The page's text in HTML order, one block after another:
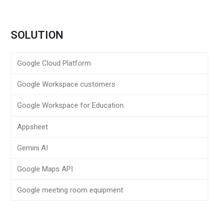
SOLUTION
Google Cloud Platform
Google Workspace customers
Google Workspace for Education
Appsheet
Gemini AI
Google Maps API
Google meeting room equipment